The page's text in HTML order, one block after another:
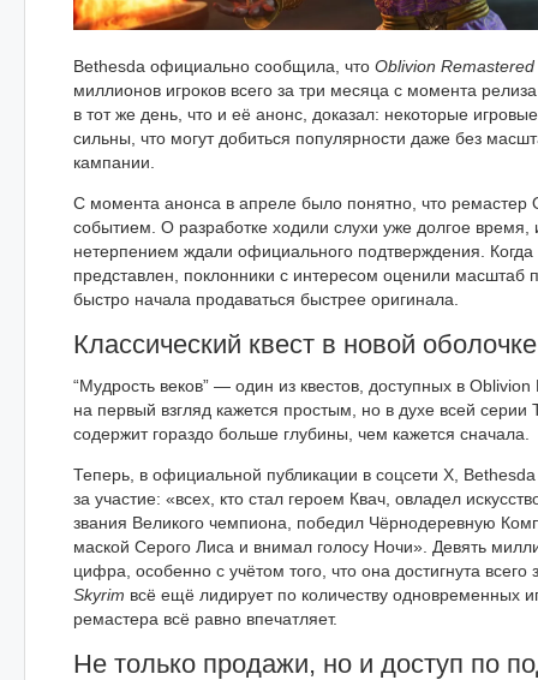
Bethesda официально сообщила, что Oblivion Remastered
миллионов игроков всего за три месяца с момента
в тот же день, что и её анонс, доказал: некоторые
сильны, что могут добиться популярности даже без
кампании.
С момента анонса в апреле было понятно, что ремастер
событием. О разработке ходили слухи уже долгое
нетерпением ждали официального подтверждения.
представлен, поклонники с интересом оценили масштаб
быстро начала продаваться быстрее оригинала.
Классический квест в новой оболочке
“Мудрость веков” — один из квестов, доступных в
на первый взгляд кажется простым, но в духе всей серии
содержит гораздо больше глубины, чем кажется сначала.
Теперь, в официальной публикации в соцсети X,
за участие: «всех, кто стал героем Квач, овладел
звания Великого чемпиона, победил Чёрнодеревную
маской Серого Лиса и внимал голосу Ночи». Девять
цифра, особенно с учётом того, что она достигнута всего
Skyrim всё ещё лидирует по количеству одновременных
ремастера всё равно впечатляет.
Не только продажи, но и доступ по